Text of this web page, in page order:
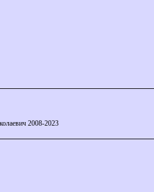
2008-2023